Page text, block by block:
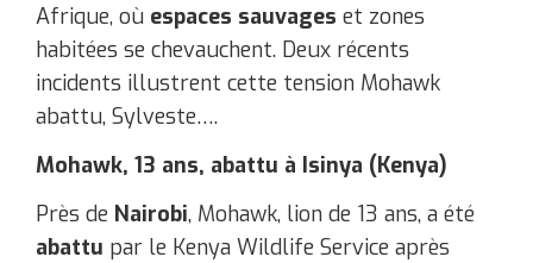
Afrique, où espaces sauvages et zones
habitées se chevauchent. Deux récents
incidents illustrent cette tension ​Mohawk
abattu, Sylveste….
Mohawk, 13 ans, abattu à Isinya (Kenya)
Près de Nairobi, Mohawk, lion de 13 ans, a été
abattu par le Kenya Wildlife Service après